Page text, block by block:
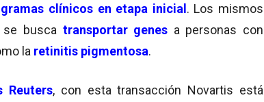
clínicos en etapa inicial. Los mismos
busca transportar genes a personas con
la retinitis pigmentosa.
Reuters, con esta transacción Novartis está